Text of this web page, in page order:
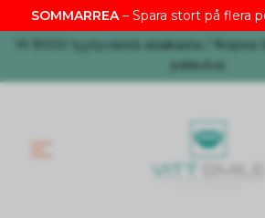
SOMMARREA– Spara stort på flera
EUR
Yli 9000 tyytyväistä asiakasta / Nopea
palautus